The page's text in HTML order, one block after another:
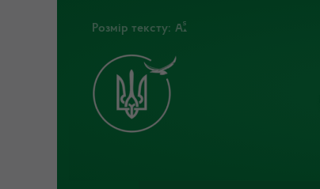
Розмір тексту: